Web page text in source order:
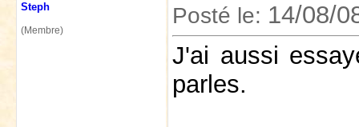
Steph
(Membre)
Posté le: 14/08/
J'ai aussi
parles.